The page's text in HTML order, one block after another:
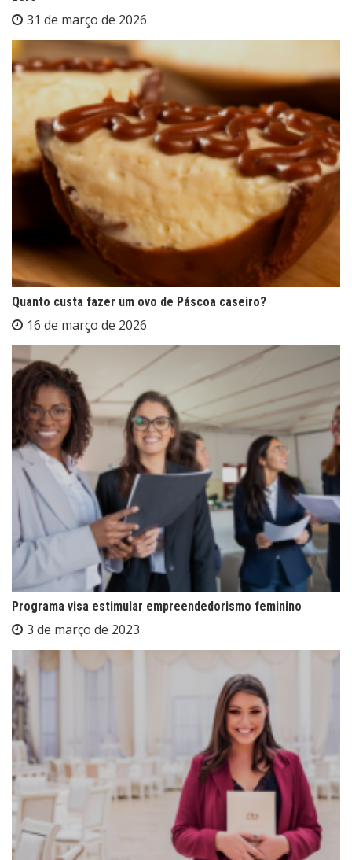
31 de março de 2026
Quanto custa fazer um ovo de Páscoa caseiro?
16 de março de 2026
Programa visa estimular empreendedorismo feminino
3 de março de 2023